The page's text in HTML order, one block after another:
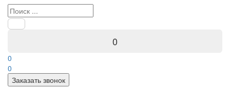
0
0
0
Заказать звонок